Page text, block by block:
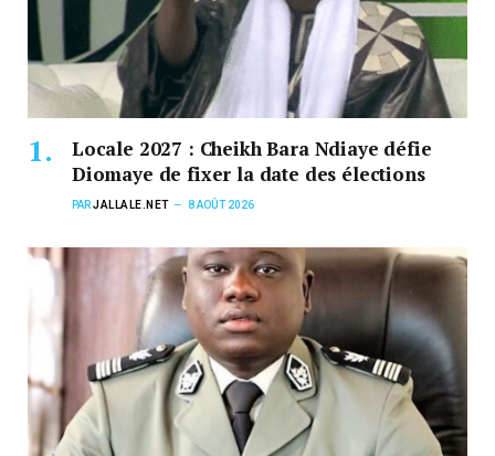
Locale 2027 : Cheikh Bara Ndiaye défie
Diomaye de fixer la date des élections
PARJALLALE.NET 8 AOÛT 2026